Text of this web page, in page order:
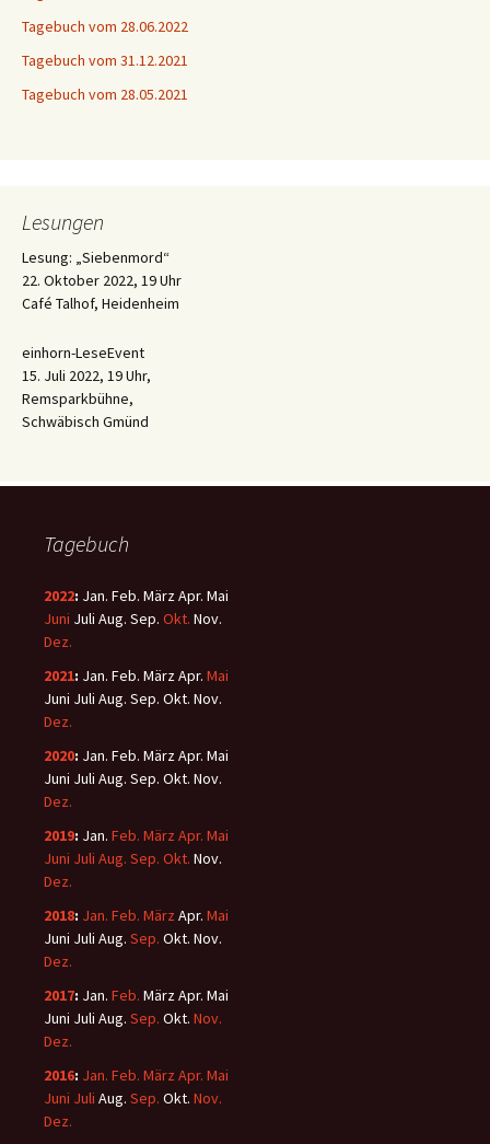
Tagebuch vom 28.06.2022
Tagebuch vom 31.12.2021
Tagebuch vom 28.05.2021
Lesungen
Lesung: „Siebenmord“
22. Oktober 2022, 19 Uhr
Café Talhof, Heidenheim
einhorn-LeseEvent
15. Juli 2022, 19 Uhr,
Remsparkbühne,
Schwäbisch Gmünd
Tagebuch
2022: Jan. Feb. MärzApr. Mai
Juni Juli Aug. Sep. Okt. Nov.
Dez.
2021: Jan. Feb. MärzApr. Mai
Juni Juli Aug. Sep. Okt. Nov.
Dez.
2020: Jan. Feb. MärzApr. Mai
Juni Juli Aug. Sep. Okt. Nov.
Dez.
2019: Jan. Feb. März Apr. Mai
Juni Juli Aug. Sep. Okt. Nov.
Dez.
2018: Jan. Feb. März Apr. Mai
Juni Juli Aug. Sep. Okt. Nov.
Dez.
2017: Jan. Feb. MärzApr. Mai
Juni Juli Aug. Sep. Okt. Nov.
Dez.
2016: Jan. Feb. März Apr. Mai
Juni Juli Aug. Sep. Okt. Nov.
Dez.